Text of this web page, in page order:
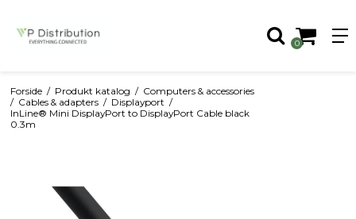
0
Forside / Produkt katalog / Computers & accessories
/ Cables & adapters / Displayport /
InLine® Mini DisplayPort to DisplayPort Cable black
0.3m